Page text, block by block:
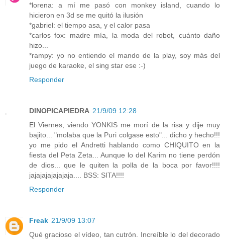
*lorena: a mí me pasó con monkey island, cuando lo
hicieron en 3d se me quitó la ilusión
*gabriel: el tiempo asa, y el calor pasa
*carlos fox: madre mía, la moda del robot, cuánto daño
hizo...
*rampy: yo no entiendo el mando de la play, soy más del
juego de karaoke, el sing star ese :-)
Responder
DINOPICAPIEDRA 21/9/09 12:28
El Viernes, viendo YONKIS me morí de la risa y dije muy
bajito... "molaba que la Puri colgase esto"... dicho y hecho!!!
yo me pido el Andretti hablando como CHIQUITO en la
fiesta del Peta Zeta... Aunque lo del Karim no tiene perdón
de dios... que le quiten la polla de la boca por favor!!!!
jajajajajajajaja.... BSS: SITA!!!!
Responder
Freak 21/9/09 13:07
Qué gracioso el vídeo, tan cutrón. Increíble lo del decorado